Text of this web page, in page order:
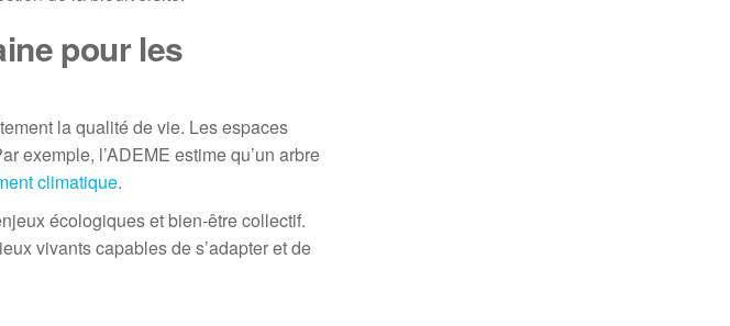
pour les
la qualité de vie. Les espaces
exemple, l’ADEME estime qu’un arbre
climatique.
écologiques et bien-être collectif.
vivants capables de s’adapter et de